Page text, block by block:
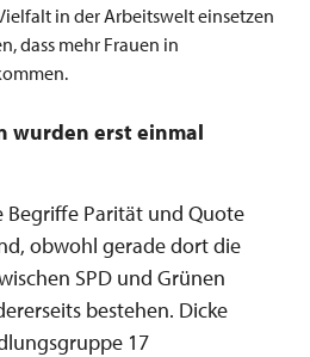
in der Arbeitswelt einsetzen
dass mehr Frauen in
wurden erst einmal
Begriffe Parität und Quote
obwohl gerade dort die
SPD und Grünen
bestehen. Dicke
17